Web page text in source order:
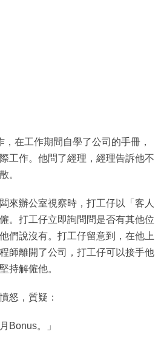
在工作期間自學了公司的手冊，
工作。他問了經理，經理告訴他不
。
來辦公室視察時，打工仔以「客人
。打工仔立即詢問問是否有其他位
們說沒有。打工仔留意到，在他上
師離開了公司，打工仔可以接手他
持解僱他。
怒，質疑：
Bonus。」